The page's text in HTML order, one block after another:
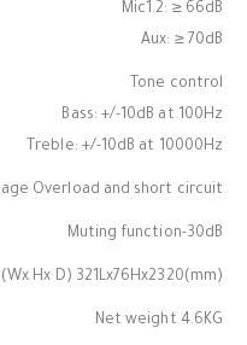
Mic1.2: ≥ 66dB
Aux: ≥ 70dB
Tone control
Bass: +/-10dB at 100Hz
Treble: +/-10dB at 10000Hz
Overload and short circuit
Muting function-30dB
Hx D) 321Lx76Hx2320(mm)
Net weight 4.6KG